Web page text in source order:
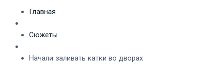
Главная
Сюжеты
Начали заливать катки во дворах